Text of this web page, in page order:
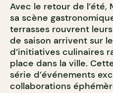
Avec le retour de l’été,
sa scène
terrasses rouvrent
de saison arrivent sur
d’initiatives culinaires
place dans la ville.
série d’événements
collaborations